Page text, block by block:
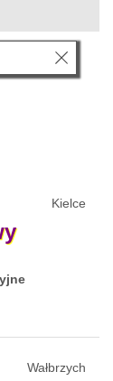
Kielce
Wałbrzych